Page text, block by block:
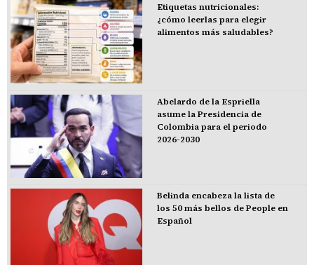
Etiquetas nutricionales:
¿cómo leerlas para elegir
alimentos más saludables?
Abelardo de la Espriella
asume la Presidencia de
Colombia para el periodo
2026-2030
Belinda encabeza la lista de
los 50 más bellos de People en
Español